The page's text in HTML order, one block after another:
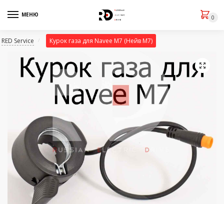
МЕНЮ 0
RED Service / Курок газа для Navee M7 (Нейв М7)
🔍